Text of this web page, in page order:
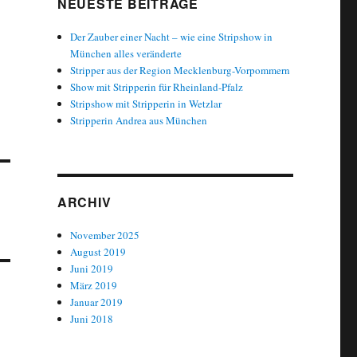
Der Zauber einer Nacht – wie eine Stripshow in
München alles veränderte
Stripper aus der Region Mecklenburg-Vorpommern
Show mit Stripperin für Rheinland-Pfalz
Stripshow mit Stripperin in Wetzlar
Stripperin Andrea aus München
ARCHIV
November 2025
August 2019
Juni 2019
März 2019
Januar 2019
Juni 2018